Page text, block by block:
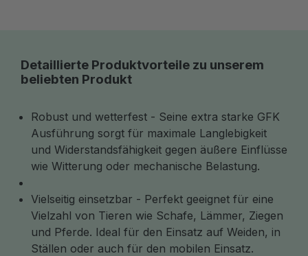
Detaillierte Produktvorteile zu unserem
beliebten Produkt
Robust und wetterfest - Seine extra starke GFK
Ausführung sorgt für maximale Langlebigkeit
und Widerstandsfähigkeit gegen äußere Einflüsse
wie Witterung oder mechanische Belastung.
Vielseitig einsetzbar - Perfekt geeignet für eine
Vielzahl von Tieren wie Schafe, Lämmer, Ziegen
und Pferde. Ideal für den Einsatz auf Weiden, in
Ställen oder auch für den mobilen Einsatz.